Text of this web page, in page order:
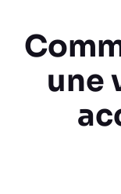
une